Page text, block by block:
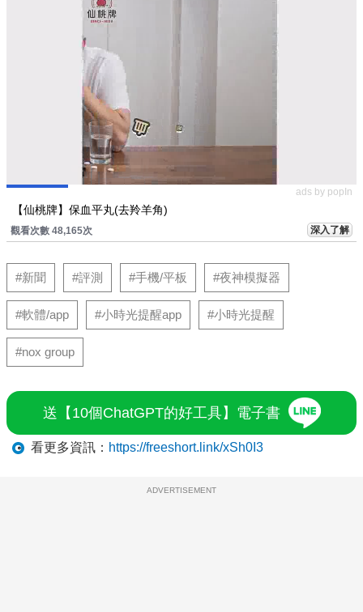
ads by popIn
【仙桃牌】保血平丸(去羚羊角)
觀看次數 48,165次 深入了解
#新聞 #評測 #手機/平板 #夜神模擬器
#軟體/app #小時光提醒app #小時光提醒
#nox group
送【10個ChatGPT的好工具】電子書
看更多資訊： https://freeshort.link/xSh0I3
ADVERTISEMENT